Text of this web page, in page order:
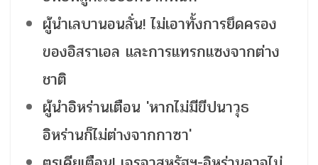
ผู้นำเลบานอนลั่น! ไม่เอาทั้งการยึดครอง
ของอิสราเอล และการแทรกแซงจากต่าง
ชาติ
ผู้นำอิหร่านเตือน 'หากไม่มีขีปนาวุธ
อิหร่านก็ไม่ต่างจากกาซา'